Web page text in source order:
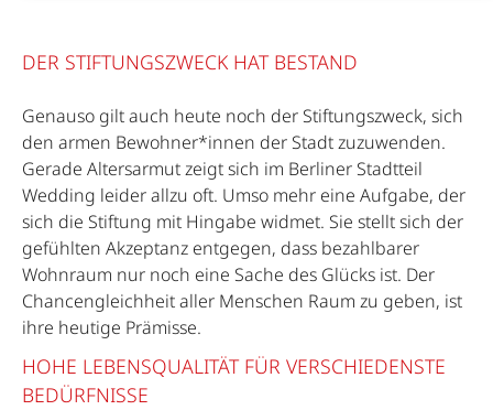
DER STIFTUNGSZWECK HAT BESTAND
Genauso gilt auch heute noch der Stiftungszweck, sich
den armen Bewohner*innen der Stadt zuzuwenden.
Gerade Altersarmut zeigt sich im Berliner Stadtteil
Wedding leider allzu oft. Umso mehr eine Aufgabe, der
sich die Stiftung mit Hingabe widmet. Sie stellt sich der
gefühlten Akzeptanz entgegen, dass bezahlbarer
Wohnraum nur noch eine Sache des Glücks ist. Der
Chancengleichheit aller Menschen Raum zu geben, ist
ihre heutige Prämisse.
HOHE LEBENSQUALITÄT FÜR VERSCHIEDENSTE
BEDÜRFNISSE